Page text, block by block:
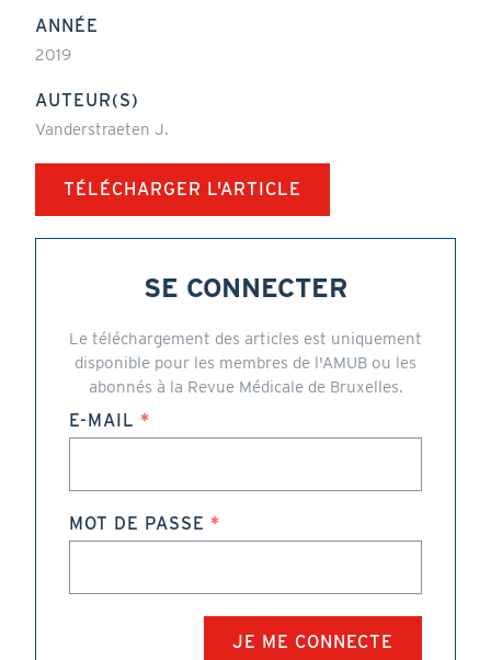
ANNÉE
2019
AUTEUR(S)
Vanderstraeten J.
TÉLÉCHARGER L'ARTICLE
SE CONNECTER
Le téléchargement des articles est uniquement
disponible pour les membres de l'AMUB ou les
abonnés à la Revue Médicale de Bruxelles.
E-MAIL
MOT DE PASSE